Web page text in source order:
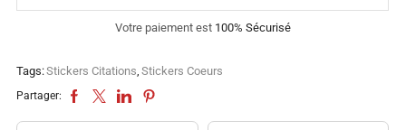
Votre paiement est 100% Sécurisé
Tags:Stickers Citations, Stickers Coeurs
Partager: